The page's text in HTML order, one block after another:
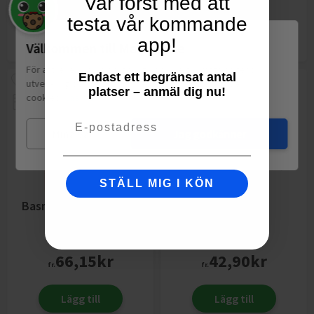
Lägg till Lägg till
Basmatiris Boil In Bag
fr.66,15kr
Lägg till
fr.42,90kr
Lägg till
Välkommen till Matspar.se
För att leverera en personlig upplevelse, mäta sajtens
utveckling och ha sociala medier-koppling använder vi
cookies.
Läs mer
Mina val
testa vår kommande
app!
Endast ett begränsat antal
platser – anmäl dig nu!
STÄLL MIG I KÖN